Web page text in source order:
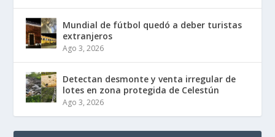
Mundial de fútbol quedó a deber turistas
extranjeros
Ago 3, 2026
Detectan desmonte y venta irregular de
lotes en zona protegida de Celestún
Ago 3, 2026